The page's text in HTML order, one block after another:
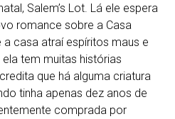
Salem’s Lot. Lá ele espera
romance sobre a Casa
a casa atraí espíritos maus e
tem muitas histórias
que há alguma criatura
tinha apenas dez anos de
comprada por